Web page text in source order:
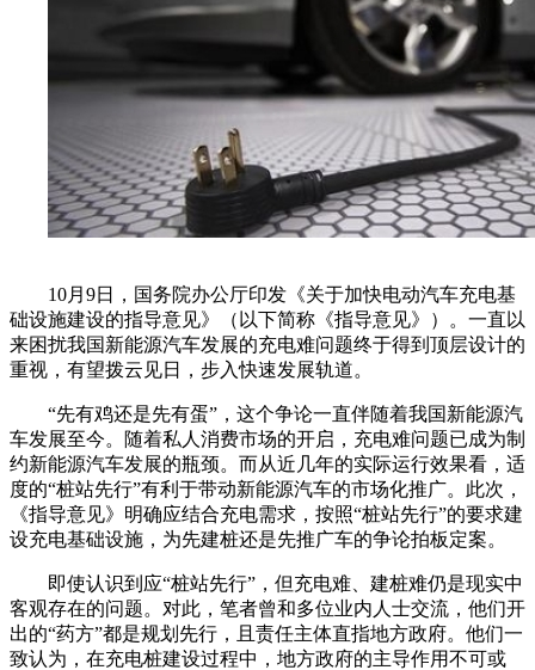
10月9日，国务院办公厅印发《关于加快电动汽车充电基
础设施建设的指导意见》（以下简称《指导意见》）。一直以
来困扰我国新能源汽车发展的充电难问题终于得到顶层设计的
重视，有望拨云见日，步入快速发展轨道。
“先有鸡还是先有蛋”，这个争论一直伴随着我国新能源汽
车发展至今。随着私人消费市场的开启，充电难问题已成为制
约新能源汽车发展的瓶颈。而从近几年的实际运行效果看，适
度的“桩站先行”有利于带动新能源汽车的市场化推广。此次，
《指导意见》明确应结合充电需求，按照“桩站先行”的要求建
设充电基础设施，为先建桩还是先推广车的争论拍板定案。
即使认识到应“桩站先行”，但充电难、建桩难仍是现实中
客观存在的问题。对此，笔者曾和多位业内人士交流，他们开
出的“药方”都是规划先行，且责任主体直指地方政府。他们一
致认为，在充电桩建设过程中，地方政府的主导作用不可或